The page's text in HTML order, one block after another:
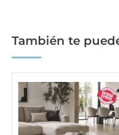
También te